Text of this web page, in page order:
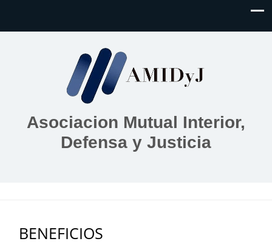
Asociacion Mutual Interior,
Defensa y Justicia
BENEFICIOS